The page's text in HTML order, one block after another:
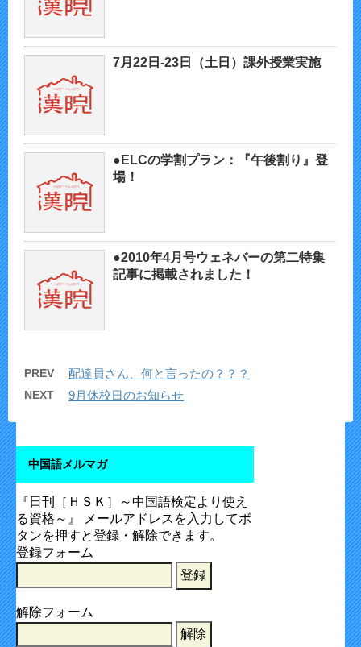
7月22日-23日（土日）課外授業実施
●ELCの学割プラン：『午後割り』登
場！
●2010年4月号ウェネバーの第二特集
記事に掲載されました！
PREV 配達員さん、何と言ったの？？？
NEXT 9月休校日のお知らせ
中国語メルマガ
『日刊［ＨＳＫ］～中国語検定より使え
る資格～』 メールアドレスを入力してボ
タンを押すと登録・解除できます。
登録フォーム
解除フォーム